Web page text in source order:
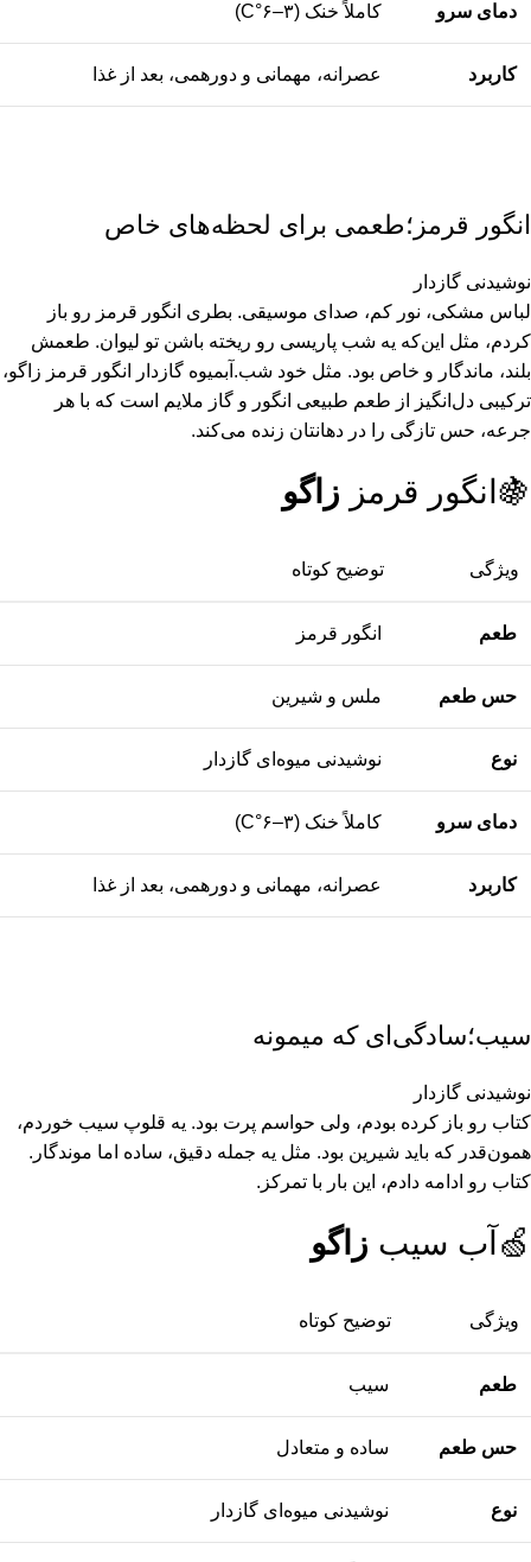
دمای سرو کاملاً خنک (۳–۶°C)
کاربرد عصرانه، مهمانی و دورهمی، بعد از غذا
انگور قرمز؛طعمی برای لحظه‌های خاص
نوشیدنی گازدار
لباس مشکی، نور کم، صدای موسیقی. بطری انگور قرمز رو باز
کردم، مثل این‌که یه شب پاریسی رو ریخته باشن تو لیوان. طعمش
بلند، ماندگار و خاص بود. مثل خود شب.آبمیوه گازدار انگور قرمز زاگو،
ترکیبی دل‌انگیز از طعم طبیعی انگور و گاز ملایم است که با هر
جرعه، حس تازگی را در دهانتان زنده می‌کند.
🍇انگور قرمز زاگو
ویژگی توضیح کوتاه
طعم انگور قرمز
حس طعم ملس و شیرین
نوع نوشیدنی میوه‌ای گازدار
دمای سرو کاملاً خنک (۳–۶°C)
کاربرد عصرانه، مهمانی و دورهمی، بعد از غذا
سیب؛سادگی‌ای که میمونه
نوشیدنی گازدار
کتاب رو باز کرده بودم، ولی حواسم پرت بود. یه قلوپ سیب خوردم،
همون‌قدر که باید شیرین بود. مثل یه جمله دقیق، ساده اما موندگار.
کتاب رو ادامه دادم، این بار با تمرکز.
🍏آب سیب زاگو
ویژگی توضیح کوتاه
طعم سیب
حس طعم ساده و متعادل
نوع نوشیدنی میوه‌ای گازدار